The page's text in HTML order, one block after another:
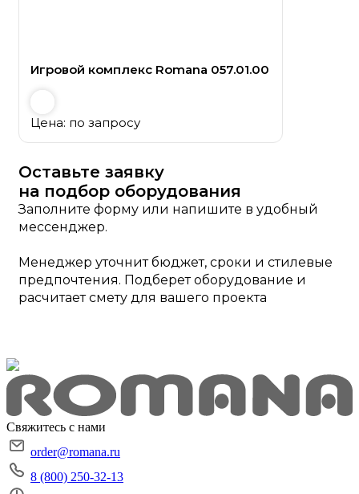
Игровой комплекс Romana 057.01.00
Цена: по запросу
Оставьте заявку
на подбор оборудования
Заполните форму или напишите в удобный
мессенджер.
Менеджер уточнит бюджет, сроки и стилевые
предпочтения. Подберет оборудование и
расчитает смету для вашего проекта
Свяжитесь с нами
order@romana.ru
8 (800) 250-32-13